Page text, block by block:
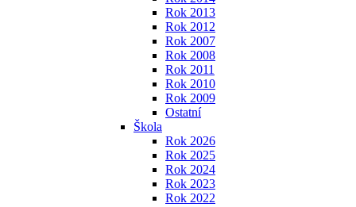
Rok 2013
Rok 2012
Rok 2007
Rok 2008
Rok 2011
Rok 2010
Rok 2009
Ostatní
Škola
Rok 2026
Rok 2025
Rok 2024
Rok 2023
Rok 2022